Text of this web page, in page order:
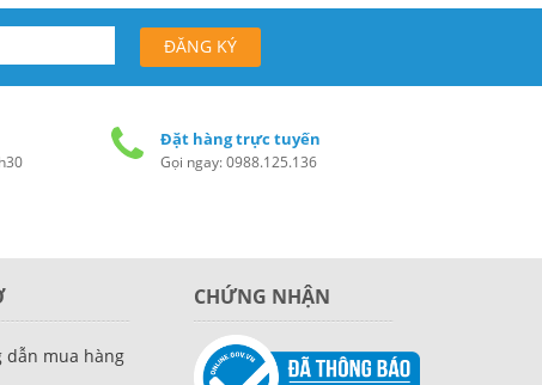
Đặt hàng trực tuyến
Gọi ngay: 0988.125.136
dẫn mua hàng
CHỨNG NHẬN